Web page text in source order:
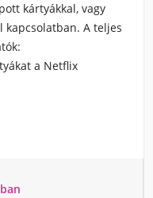
kártyákkal, vagy
kapcsolatban. A teljes
a Netflix